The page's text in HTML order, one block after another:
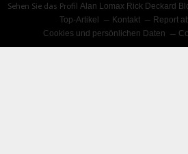
Sehen Sie das ProfilAlan Lomax Rick Deckard
Top-Artikel
Kontakt Report
Cookies und persönlichen Daten